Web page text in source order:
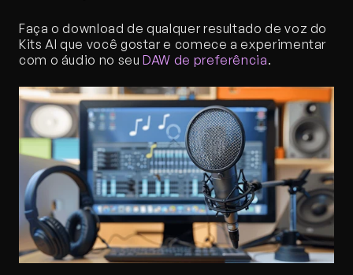
Faça o download de qualquer resultado de voz do
Kits AI que você gostar e comece a experimentar
com o áudio no seu DAW de preferência.